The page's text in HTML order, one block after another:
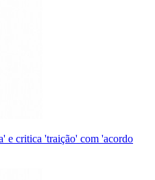
e critica 'traição' com 'acordo